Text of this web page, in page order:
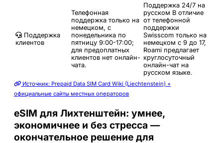
Поддержка
клиентов
Телефонная
поддержка только на
немецком, с
понедельника по
пятницу 9:00-17:00;
для предоплатных
клиентов нет онлайн-
чата.
Поддержка 24/7 на
русском В отличие
от телефонной
поддержки
Swisscom только на
немецком с 9 до 17,
Roami предлагает
круглосуточный
онлайн-чат на
русском языке.
Источник: Prepaid Data SIM Card Wiki (Liechtenstein) +
официальные сайты местных операторов
eSIM для Лихтенштейн: умнее,
экономичнее и без стресса —
окончательное решение для